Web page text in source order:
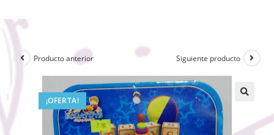
¡OFERTA!
Producto anterior Siguiente producto